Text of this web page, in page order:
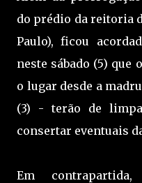
do prédio da reitoria
Paulo), ficou
neste sábado (5) que
o lugar desde a
(3) - terão de
consertar eventuais
Em